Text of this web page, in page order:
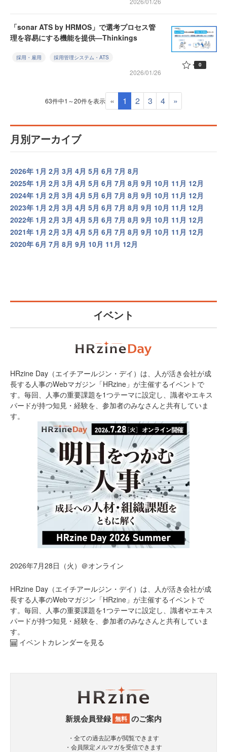
「sonar ATS by HRMOS」で選考プロセス管
理を容易にする機能を提供—Thinkings
採用・雇用 採用管理システム・ATS
2026/01/26
0
63件中1～20件を表示 « 1 2 3 4 »
月別アーカイブ
2026年 1月 2月 3月 4月 5月 6月 7月 8月
2025年 1月 2月 3月 4月 5月 6月 7月 8月 9月 10月 11月 12月
2024年 1月 2月 3月 4月 5月 6月 7月 8月 9月 10月 11月 12月
2023年 1月 2月 3月 4月 5月 6月 7月 8月 9月 10月 11月 12月
2022年 1月 2月 3月 4月 5月 6月 7月 8月 9月 10月 11月 12月
2021年 1月 2月 3月 4月 5月 6月 7月 8月 9月 10月 11月 12月
2020年 6月 7月 8月 9月 10月 11月 12月
イベント
HRzine Day（エイチアールジン・デイ）は、人が活き会社が成
長する人事のWebマガジン「HRzine」が主催するイベントで
す。毎回、人事の重要課題を1つテーマに設定し、識者やエキス
パードが持つ知見・経験を、参加者のみなさんと共有していま
す。
2026年7月28日（火）＠オンライン
HRzine Day（エイチアールジン・デイ）は、人が活き会社が成
長する人事のWebマガジン「HRzine」が主催するイベントで
す。毎回、人事の重要課題を1つテーマに設定し、識者やエキス
パードが持つ知見・経験を、参加者のみなさんと共有していま
す。
イベントカレンダーを見る
新規会員登録 無料 のご案内
・全ての過去記事が閲覧できます
・会員限定メルマガを受信できます